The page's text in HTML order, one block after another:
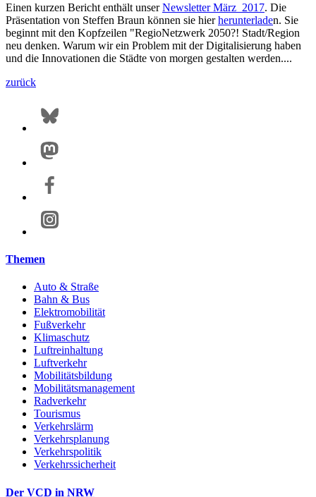
Einen kurzen Bericht enthält unserNewsletter März 2017. Die
Präsentation von Steffen Braun können sie hierherunterladen. Sie
beginnt mit den Kopfzeilen "RegioNetzwerk 2050?! Stadt/Region
neu denken. Warum wir ein Problem mit der Digitalisierung haben
und die Innovationen die Städte von morgen gestalten werden....
zurück
Themen
Auto & Straße
Bahn & Bus
Elektromobilität
Fußverkehr
Klimaschutz
Luftreinhaltung
Luftverkehr
Mobilitätsbildung
Mobilitätsmanagement
Radverkehr
Tourismus
Verkehrslärm
Verkehrsplanung
Verkehrspolitik
Verkehrssicherheit
Der VCD in NRW